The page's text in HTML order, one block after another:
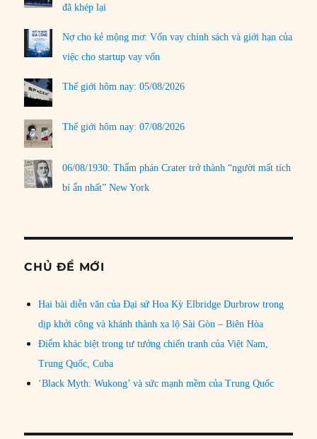
đã khép lại
Nợ cho kẻ mộng mơ: Vốn vay chính sách và giới hạn của
việc cho startup vay vốn
Thế giới hôm nay: 05/08/2026
Thế giới hôm nay: 07/08/2026
06/08/1930: Thẩm phán Crater trở thành “người mất tích
bí ẩn nhất” New York
CHỦ ĐỀ MỚI
Hai bài diễn văn của Đại sứ Hoa Kỳ Elbridge Durbrow trong
dịp khởi công và khánh thành xa lộ Sài Gòn – Biên Hòa
Điểm khác biệt trong tư tưởng chiến tranh của Việt Nam,
Trung Quốc, Cuba
‘Black Myth: Wukong’ và sức mạnh mềm của Trung Quốc